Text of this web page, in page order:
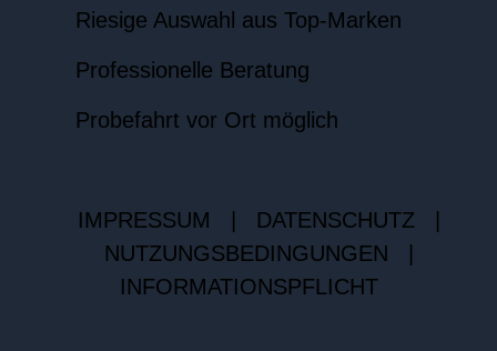
Riesige Auswahl aus Top-Marken
Professionelle Beratung
Probefahrt vor Ort möglich
IMPRESSUM DATENSCHUTZ
NUTZUNGSBEDINGUNGEN
INFORMATIONSPFLICHT